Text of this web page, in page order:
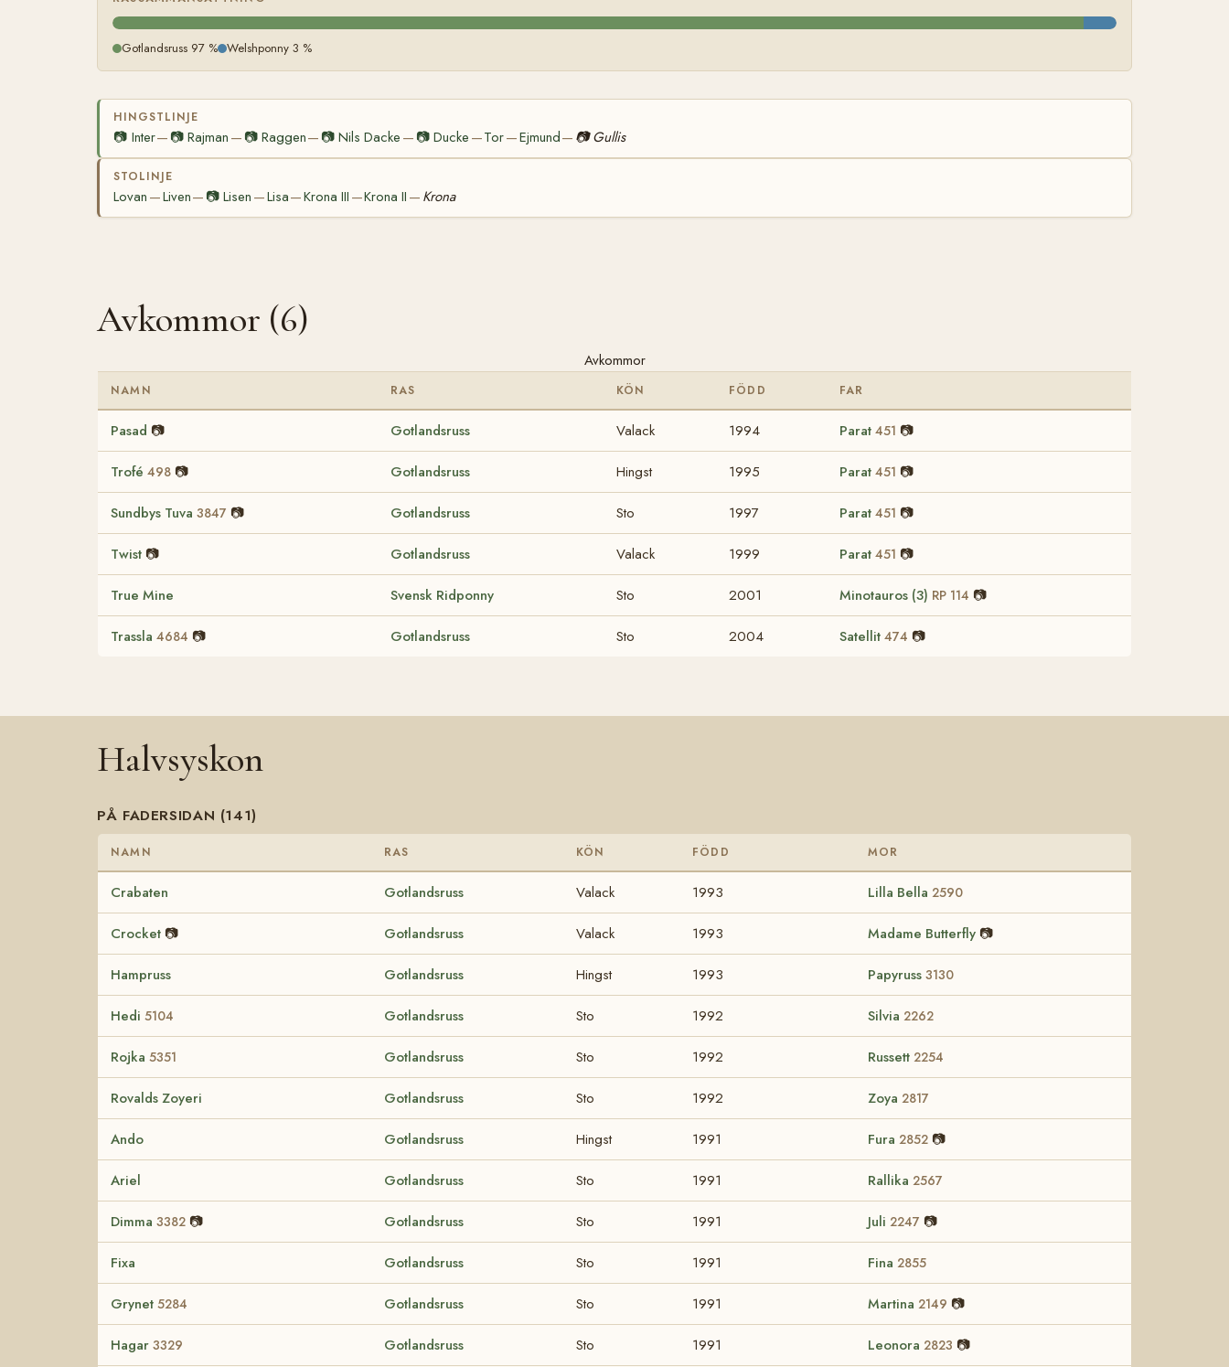
Gotlandsruss 97 % Welshponny 3 %
HINGSTLINJE
📷 Inter— 📷Rajman — 📷 Raggen— 📷 Nils Dacke — 📷Ducke —Tor—Ejmund— 📷 Gullis
STOLINJE
Lovan —Liven— 📷Lisen —Lisa—Krona III —Krona II — Krona
Avkommor (6)
Avkommor
NAMN RAS KÖN FÖDD FAR
Pasad 📷 Gotlandsruss Valack 1994 Parat 451 📷
Trofé 498 📷 Gotlandsruss Hingst 1995 Parat 451 📷
Sundbys Tuva 3847 📷 Gotlandsruss Sto 1997 Parat 451 📷
Twist 📷 Gotlandsruss Valack 1999 Parat 451 📷
True Mine Svensk Ridponny Sto 2001 Minotauros (3) RP 114 📷
Trassla 4684 📷 Gotlandsruss Sto 2004 Satellit 474 📷
Halvsyskon
PÅ FADERSIDAN (141)
NAMN RAS KÖN FÖDD MOR
Crabaten Gotlandsruss Valack 1993 Lilla Bella 2590
Crocket 📷 Gotlandsruss Valack 1993 Madame Butterfly 📷
Hampruss Gotlandsruss Hingst 1993 Papyruss 3130
Hedi 5104 Gotlandsruss Sto 1992 Silvia 2262
Rojka 5351 Gotlandsruss Sto 1992 Russett 2254
Rovalds Zoyeri Gotlandsruss Sto 1992 Zoya 2817
Ando Gotlandsruss Hingst 1991 Fura 2852 📷
Ariel Gotlandsruss Sto 1991 Rallika 2567
Dimma 3382 📷 Gotlandsruss Sto 1991 Juli 2247 📷
Fixa Gotlandsruss Sto 1991 Fina 2855
Grynet 5284 Gotlandsruss Sto 1991 Martina 2149 📷
Hagar 3329 Gotlandsruss Sto 1991 Leonora 2823 📷